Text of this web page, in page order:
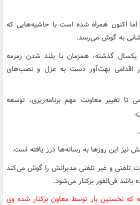
اکنون همراه شده است با حاشیه‌هایی که
به گوش می‌رسد.
یکسال گذشته، همزمان با بلند شدن زمزمه
اقدامی بهت‌آور دست به عزل و نصب‌های
تا تغییر معاونت مهم برنامه‌ریزی، توسعه
نیز این روزها به رسانه‌ها درز یافته است.
تلفنی و غیر تلفنی مدیرانش را گوش می‌کند
باشد فی‌الفور برکنار می‌شود.
که نخستین بار توسط معاون برکنار شده وی